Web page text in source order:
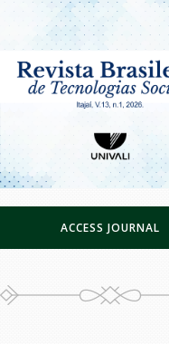
ACCESS JOURNAL